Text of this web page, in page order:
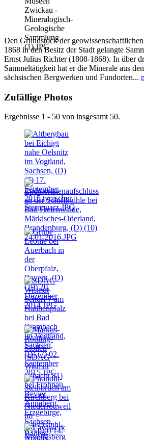
Den Grundstock der
1868 in den Besitz der Stadt gelangte
Ernst Julius Richter (1808-1868). In über
Sammeltätigkeit hat er die Minerale aus
sächsischen Bergwerken und Fundorten...
Zufällige Photos
Ergebnisse 1 - 50 von insgesamt 50.